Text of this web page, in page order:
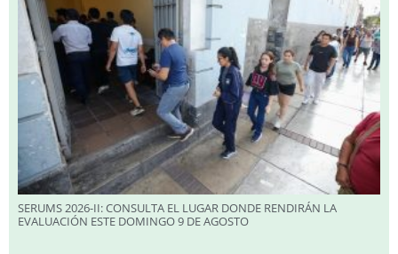
SERUMS 2026-II: CONSULTA EL LUGAR DONDE RENDIRÁN LA
EVALUACIÓN ESTE DOMINGO 9 DE AGOSTO